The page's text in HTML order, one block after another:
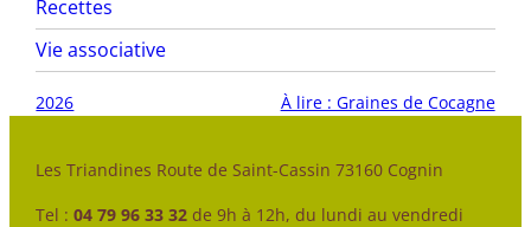
Recettes
Vie associative
2026 À lire : Graines de Cocagne
Les Triandines Route de Saint-Cassin 73160 Cognin
Tel :04 79 96 33 32 de 9h à 12h, du lundi au vendredi